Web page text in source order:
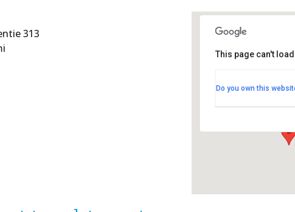
Porosalmentie
This page can't
Do you own this
313